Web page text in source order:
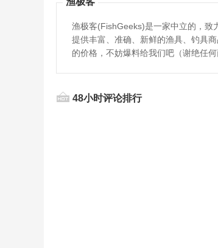
渔极客(FishGeeks)是一家中立的，致
提供丰富、准确、新鲜的渔具、钓具
的价格，不妨爆料给我们吧（谢绝任何
48小时评论排行